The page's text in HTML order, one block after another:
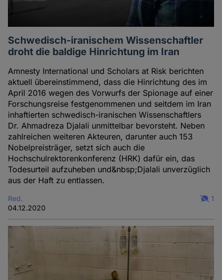
Schwedisch-iranischem Wissenschaftler
droht die baldige Hinrichtung im Iran
Amnesty International und Scholars at Risk berichten
aktuell übereinstimmend, dass die Hinrichtung des im
April 2016 wegen des Vorwurfs der Spionage auf einer
Forschungsreise festgenommenen und seitdem im Iran
inhaftierten schwedisch-iranischen Wissenschaftlers
Dr. Ahmadreza Djalali unmittelbar bevorsteht. Neben
zahlreichen weiteren Akteuren, darunter auch 153
Nobelpreisträger, setzt sich auch die
Hochschulrektorenkonferenz (HRK) dafür ein, das
Todesurteil aufzuheben und&nbsp;Djalali unverzüglich
aus der Haft zu entlassen.
Red.
04.12.2020
1